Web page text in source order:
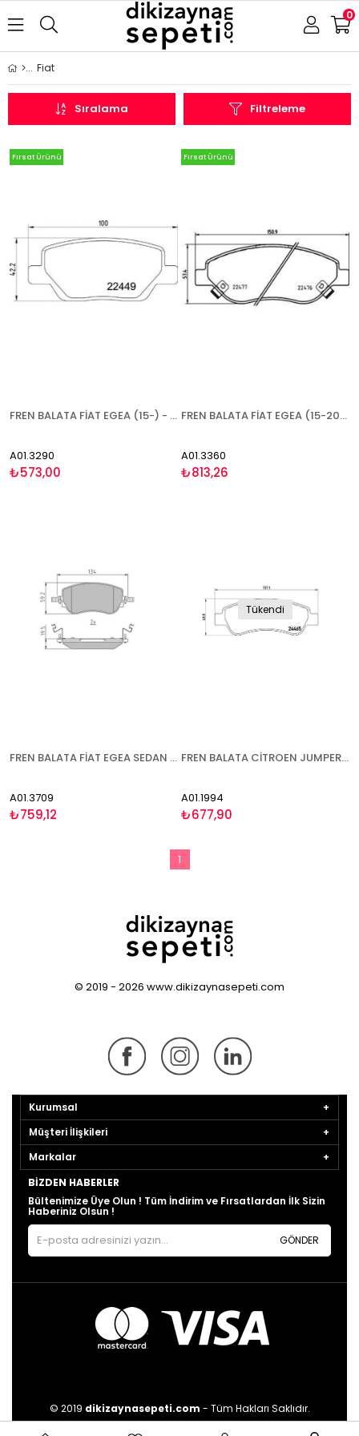
0
Fiat
Filtreleme
Sıralama
FREN BALATA FİAT EGEA (15-) - ARKA
A01.3290
₺573,00
Fırsat Ürünü
FREN BALATA FİAT EGEA (15-20) - BÜYÜK TİP 1.4 1.6D 2.0D FİAT BRAVO 08- LANCİA DELTA - ÖN
A01.3360
₺813,26
Fırsat Ürünü
FREN BALATA FİAT EGEA SEDAN 2020- ÖN
A01.3709
₺759,12
Tükendi
FREN BALATA CİTROEN JUMPER (06-) FİAT DUCATO (06-) OPEL MOVANO (21-) PEUGEOT BOXER (06-) - ÖN
A01.1994
₺677,90
1
© 2019 - 2026 www.dikizaynasepeti.com
Kurumsal
Müşteri İlişkileri
Markalar
BIZDEN HABERLER
Bültenimize Üye Olun ! Tüm İndirim ve Fırsatlardan İlk Sizin
Haberiniz Olsun !
GÖNDER
© 2019 dikizaynasepeti.com - Tüm Hakları Saklıdır.